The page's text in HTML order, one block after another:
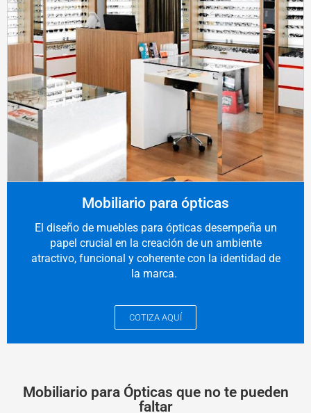
Mobiliario para ópticas
El diseño de muebles para ópticas desempeña un
papel crucial en la creación de un ambiente
atractivo, funcional y coherente con la identidad de
la marca.
COTIZA AQUÍ
Mobiliario para Ópticas que no te pueden
faltar